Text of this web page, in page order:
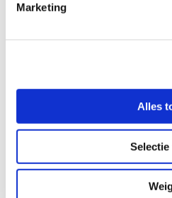
Marketing
Alles
Selectie
De
features